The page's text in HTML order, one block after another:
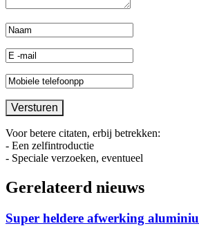
Voor betere citaten, erbij betrekken:
- Een zelfintroductie
- Speciale verzoeken, eventueel
Gerelateerd nieuws
Super heldere afwerking